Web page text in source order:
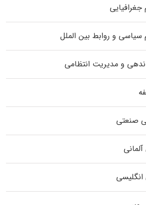
سیاسی و روابط بین الملل
و مدیریت انتظامی
صنعتی
انگلیسی